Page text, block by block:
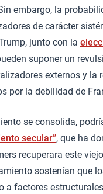
embargo, la
de carácter
junto con la
suponer un
externos y la
por la debilidad de
se consolida,
secular”, que ha
recuperara este
sostenían que
a factores